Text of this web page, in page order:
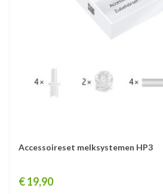
Accessoireset melksystemen HP3
Prijs
€ 19,90